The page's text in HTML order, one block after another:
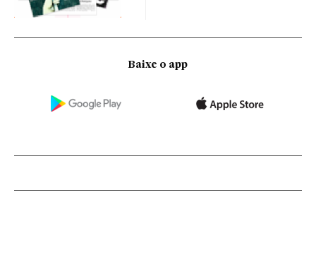
Baixe o app